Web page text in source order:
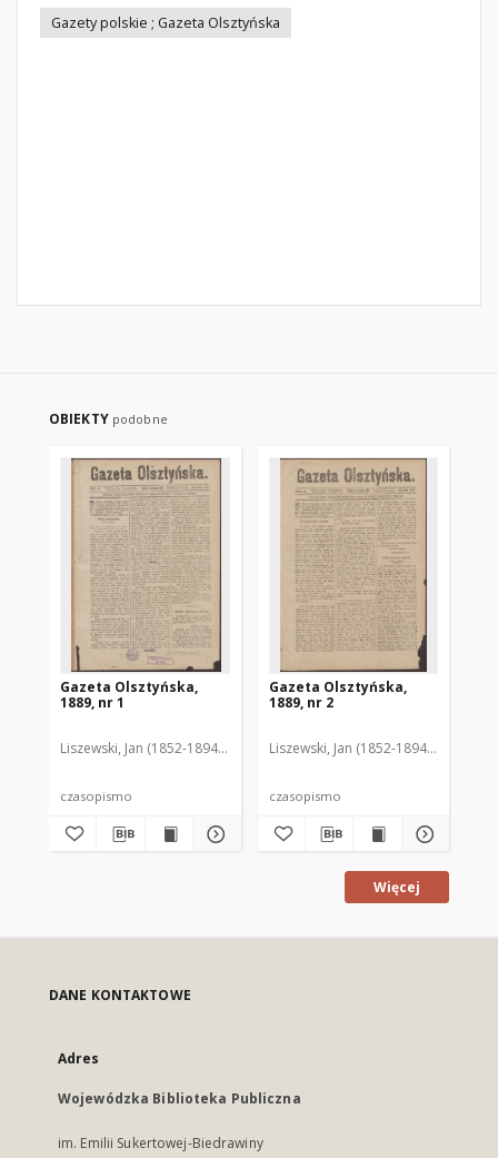
Gazety polskie ; Gazeta Olsztyńska
OBIEKTY podobne
Gazeta Olsztyńska,
1889, nr 1
Liszewski, Jan (1852-1894). Red.
czasopismo
Gazeta Olsztyńska,
1889, nr 2
Liszewski, Jan (1852-1894). Red.
czasopismo
Więcej
DANE KONTAKTOWE
Adres
Wojewódzka Biblioteka Publiczna
im. Emilii Sukertowej-Biedrawiny